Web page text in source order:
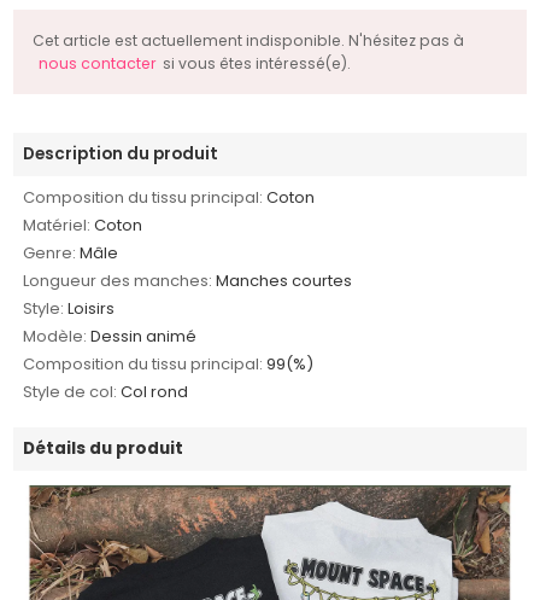
Cet article est actuellement indisponible. N'hésitez pas à
nous contacter si vous êtes intéressé(e).
Description du produit
Composition du tissu principal: Coton
Matériel: Coton
Genre: Mâle
Longueur des manches: Manches courtes
Style: Loisirs
Modèle: Dessin animé
Composition du tissu principal: 99(%)
Style de col: Col rond
Détails du produit